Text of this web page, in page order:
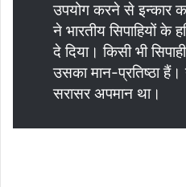
उपयोग करने से इन्कार
ने भारतीय सिपाहियों
दे दिया। किसी भी
उसका मान-प्रतिष्ठा
सरासर अपमान था।